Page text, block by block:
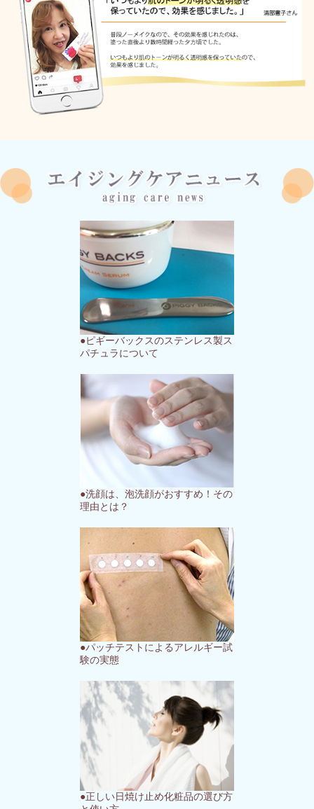
●ピギーバックスのステンレス製ス
パチュラについて
●洗顔は、泡洗顔がおすすめ！その
理由とは？
●パッチテストによるアレルギー試
験の実態
●正しい日焼け止め化粧品の選び方